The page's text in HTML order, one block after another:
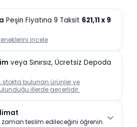
Peşin Fiyatına 9 Taksit 621,11x 9
incele
veya Sınırsız, Ücretsiz Depoda
stokta bulunan ürünler ve
illerde geçerlidir.
zaman teslim edileceğini öğrenin.